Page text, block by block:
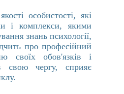
особистості, які
і комплекси, якими
знань психології,
про професійний
своїх обов'язків і
свою чергу, сприяє